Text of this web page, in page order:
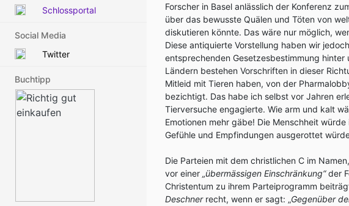
Schlossportal
Social Media
Twitter
Buchtipp
Forscher in Basel anlässlich der Konferenz
über das bewusste Quälen und Töten von
diskutieren könnte. Das wäre nur möglich,
Diese antiquierte Vorstellung haben wir
entsprechenden Gesetzesbestimmung
Ländern bestehen Vorschriften in dieser
Mitleid mit Tieren haben, von der
bezichtigt. Das habe ich selbst vor Jahren
Tierversuche engagierte. Wie arm und kalt
Emotionen mehr gäbe! Die Menschheit
Gefühle und Empfindungen ausgerottet
Die Parteien mit dem christlichen C im
vor einer „übermässigen Einschränkung“der
Christentum zu ihrem Parteiprogramm
Deschnerrecht, wenn er sagt: „Gegenüber